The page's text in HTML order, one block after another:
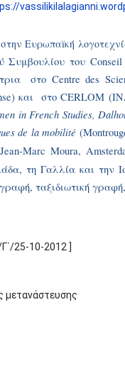
Eυρωπαïκή
Συμβουλίου του Conseil
στο Centre des
και στο CERLOM
in French Studies,
de la mobilité
Marc Moura,
τη Γαλλία και την
ταξιδιωτική
25-10-2012 ]
μετανάστευσης